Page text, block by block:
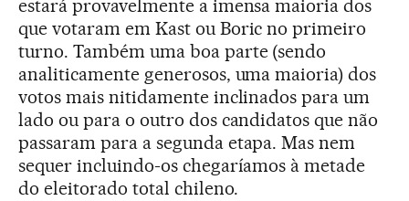
estará provavelmente a imensa maioria dos
que votaram em Kast ou Boric no primeiro
turno. Também uma boa parte (sendo
analiticamente generosos, uma maioria) dos
votos mais nitidamente inclinados para um
lado ou para o outro dos candidatos que não
passaram para a segunda etapa. Mas nem
sequer incluindo-os chegaríamos à metade
do eleitorado total chileno.